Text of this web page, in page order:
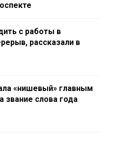
с работы в
рассказали в
«нишевый» главным
звание слова года